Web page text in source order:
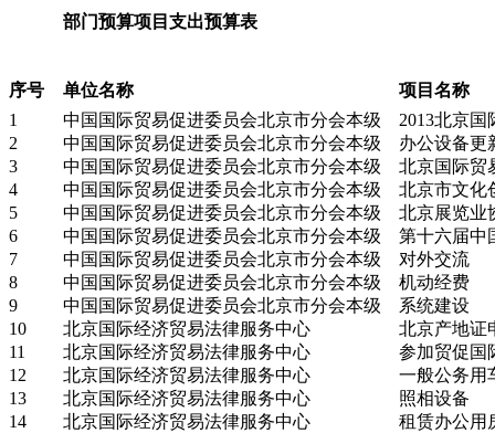
部门预算项目支出预算表
序号 单位名称
项目名称
1
中国国际贸易促进委员会北京市分会本级
2013北京
2
中国国际贸易促进委员会北京市分会本级
办公设备更
3
中国国际贸易促进委员会北京市分会本级
北京国际贸
4
中国国际贸易促进委员会北京市分会本级
北京市文化
5
中国国际贸易促进委员会北京市分会本级
北京展览业
6
中国国际贸易促进委员会北京市分会本级
第十六届中
7
中国国际贸易促进委员会北京市分会本级
对外交流
8
中国国际贸易促进委员会北京市分会本级
机动经费
9
中国国际贸易促进委员会北京市分会本级
系统建设
10
北京国际经济贸易法律服务中心
北京产地证
11
北京国际经济贸易法律服务中心
参加贸促国
12
北京国际经济贸易法律服务中心
一般公务用
13
北京国际经济贸易法律服务中心
照相设备
14
北京国际经济贸易法律服务中心
租赁办公用